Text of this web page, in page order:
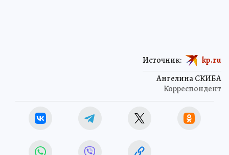
Ангелина СКИБА
Корреспондент
Источник: kp.ru